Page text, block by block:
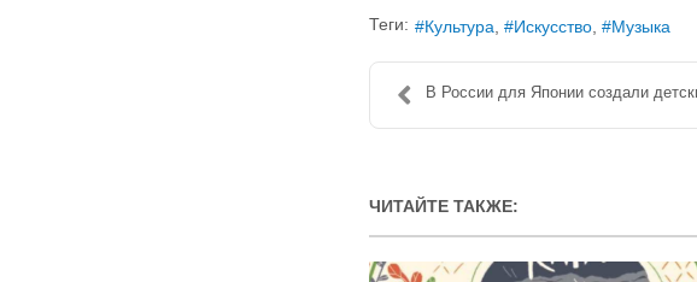
Теги: Культура Искусство Музыка
В России для Японии создали
ЧИТАЙТЕ ТАКЖЕ: